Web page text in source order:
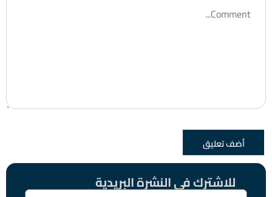
للاشترك فى النشرة البريدية